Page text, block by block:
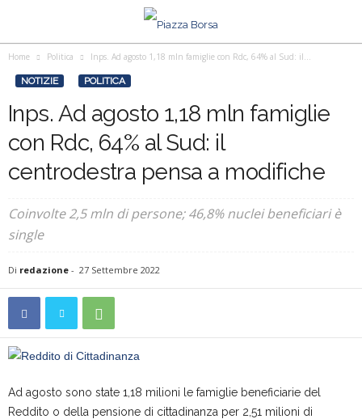
Home Politica Inps. Ad agosto 1,18 mln famiglie con Rdc, 64% al Sud: il...
NOTIZIE POLITICA
Inps. Ad agosto 1,18 mln famiglie
con Rdc, 64% al Sud: il
centrodestra pensa a modifiche
Coinvolte 2,5 mln di persone; 46,8% nuclei beneficiari è
single
Di redazione - 27 Settembre 2022
Ad agosto sono state 1,18 milioni le famiglie beneficiarie del
Reddito o della pensione di cittadinanza per 2,51 milioni di